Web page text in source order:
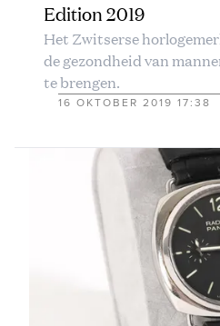
Edition 2019
Het Zwitserse
de gezondheid van
te brengen.
16 OKTOBER 2019 17:38